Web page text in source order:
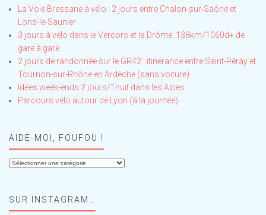
La Voie Bressane à vélo : 2 jours entre Chalon-sur-Saône et
Lons-le-Saunier
3 jours à vélo dans le Vercors et la Drôme: 138km/1060d+ de
gare à gare
2 jours de randonnée sur le GR42 : itinérance entre Saint-Péray et
Tournon-sur-Rhône en Ardèche (sans voiture)
Idées week-ends 2 jours/1nuit dans les Alpes
Parcours vélo autour de Lyon (à la journée)
AIDE-MOI, FOUFOU !
Aide-
!SUR INSTAGRAM…